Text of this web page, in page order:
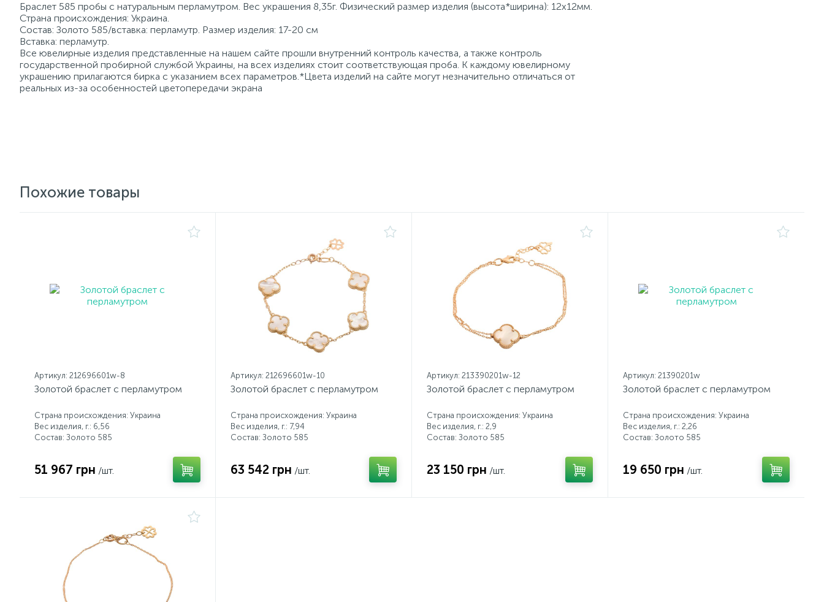
Браслет 585 пробы с натуральным перламутром. Вес украшения 8,35г. Физический размер изделия (высота*ширина): 12x12мм.
Страна происхождения: Украина.
Состав: Золото 585/вставка: перламутр. Размер изделия: 17-20 см
Вставка: перламутр.
Все ювелирные изделия представленные на нашем сайте прошли внутренний контроль качества, а также контроль
государственной пробирной службой Украины, на всех изделиях стоит соответствующая проба. К каждому ювелирному
украшению прилагаются бирка с указанием всех параметров.*Цвета изделий на сайте могут незначительно отличаться от
реальных из-за особенностей цветопередачи экрана
Похожие товары
Артикул: 212696601w-8
Золотой браслет с перламутром
Страна происхождения: Украина
Вес изделия, г.: 6,56
Состав: Золото 585
51 967 грн /шт.
Артикул: 212696601w-10
Золотой браслет с перламутром
Страна происхождения: Украина
Вес изделия, г.: 7,94
Состав: Золото 585
63 542 грн /шт.
Артикул: 213390201w-12
Золотой браслет с перламутром
Страна происхождения: Украина
Вес изделия, г.: 2,9
Состав: Золото 585
23 150 грн /шт.
Артикул: 21390201w
Золотой браслет с перламутром
Страна происхождения: Украина
Вес изделия, г.: 2,26
Состав: Золото 585
19 650 грн /шт.